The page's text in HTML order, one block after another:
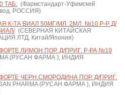
ТАБ.(Фармстандарт-Уфимский
РОССИЯ)
К-ТА ВИАЛ 50МГ/МЛ. 2МЛ. №10 Р-Р Д/
(СЕВЕРНАЯ КИТАЙСКАЯ
ЛТД, Китай/Япония)
ЛИМОН ПОР. Д/ПРИГ. Р-РА №10
(РУСАН ФАРМА ), ИНДИЯ
ЧЕРН.СМОРОДИНА ПОР. Д/ПРИГ.
PHARMA (РУСАН ФАРМА ), ИНДИЯ